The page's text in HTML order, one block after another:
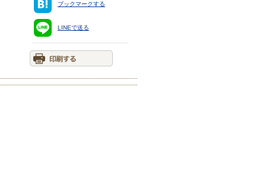
ブックマークする
LINEで送る